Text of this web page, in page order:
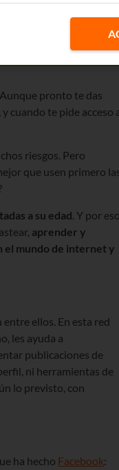
pronto te das
cuando te pide acceso
riesgos. Pero
que usen primero
a su edad. Y por
aprender y
el mundo de internet y
ellos. En esta red
les ayuda a
publicaciones de
ni herramientas de
lo previsto, con
ha hecho Facebook: